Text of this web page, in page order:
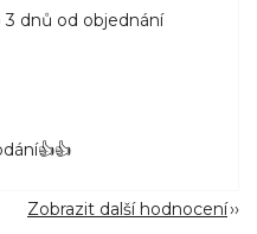
3 dnů od objednání
Zobrazit další hodnocení